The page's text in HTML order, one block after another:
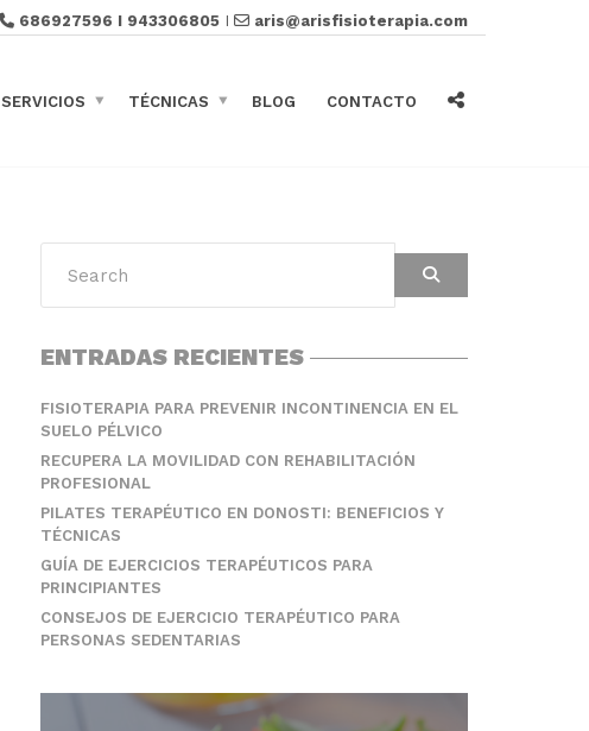
686927596 I 943306805 I aris@arisfisioterapia.com
SERVICIOS TÉCNICAS BLOG CONTACTO
ENTRADAS RECIENTES
FISIOTERAPIA PARA PREVENIR INCONTINENCIA EN EL
SUELO PÉLVICO
RECUPERA LA MOVILIDAD CON REHABILITACIÓN
PROFESIONAL
PILATES TERAPÉUTICO EN DONOSTI: BENEFICIOS Y
TÉCNICAS
GUÍA DE EJERCICIOS TERAPÉUTICOS PARA
PRINCIPIANTES
CONSEJOS DE EJERCICIO TERAPÉUTICO PARA
PERSONAS SEDENTARIAS